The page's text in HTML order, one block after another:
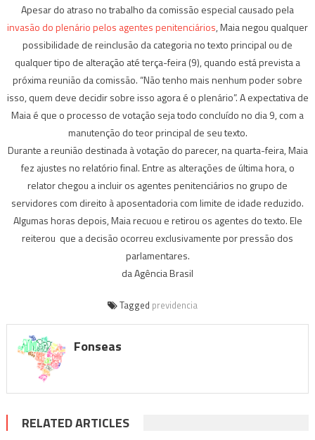
Apesar do atraso no trabalho da comissão especial causado pela
invasão do plenário pelos agentes penitenciários, Maia negou qualquer
possibilidade de reinclusão da categoria no texto principal ou de
qualquer tipo de alteração até terça-feira (9), quando está prevista a
próxima reunião da comissão. “Não tenho mais nenhum poder sobre
isso, quem deve decidir sobre isso agora é o plenário”. A expectativa de
Maia é que o processo de votação seja todo concluído no dia 9, com a
manutenção do teor principal de seu texto.
Durante a reunião destinada à votação do parecer, na quarta-feira, Maia
fez ajustes no relatório final. Entre as alterações de última hora, o
relator chegou a incluir os agentes penitenciários no grupo de
servidores com direito à aposentadoria com limite de idade reduzido.
Algumas horas depois, Maia recuou e retirou os agentes do texto. Ele
reiterou que a decisão ocorreu exclusivamente por pressão dos
parlamentares.
da Agência Brasil
Tagged previdencia
Fonseas
RELATED ARTICLES